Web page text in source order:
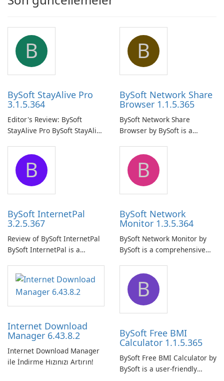
B
BySoft StayAlive Pro
3.1.5.364
Editor's Review: BySoft
StayAlive Pro BySoft StayAlive
application designed to
ensure the continuous and
uninterrupted operation of
your computer system.
B
BySoft Network Share
Browser 1.1.5.365
BySoft Network Share
Browser by BySoft is a
application that allows users
to easily browse and manage
shared folders on their
network.
B
BySoft InternetPal
3.2.5.367
Review of BySoft InternetPal
BySoft InternetPal is a
application designed to
monitor your internet
connection and provide real-
time insights into its
B
BySoft Network
Monitor 1.3.5.364
BySoft Network Monitor by
BySoft is a comprehensive
designed to help businesses
effectively manage their
network infrastructure.
Internet Download
Manager 6.43.8.2
Internet Download Manager
ile İndirme Hızınızı Artırın!
B
BySoft Free BMI
Calculator 1.1.5.365
BySoft Free BMI Calculator by
BySoft is a user-friendly